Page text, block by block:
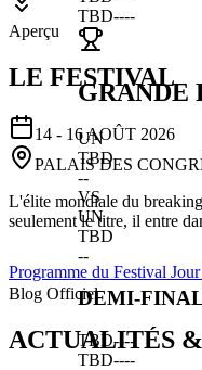
Aperçu
LE FESTIVAL
14 - 16 AOÛT 2026
PALAIS DES
L'élite mondiale du
seulement le titre, il entre
Programme du Festival
Blog Officiel
ACTUALITÉS
TBD----
GRANDE
UN
TBD
--
VS
UN
TBD
--
DEMI-
TBD----
TBD----